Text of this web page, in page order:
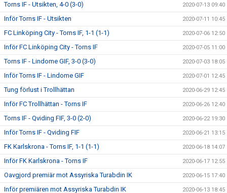
Torns IF - Utsikten, 4-0 (3-0) 2020-07-13 09:40
Inför Torns IF - Utsikten 2020-07-11 10:45
FC Linköping City - Torns IF, 1-1 (1-1) 2020-07-06 12:50
Inför FC Linköping City - Torns IF 2020-07-05 11:00
Torns IF - Lindome GIF, 3-0 (3-0) 2020-07-03 18:05
Inför Torns IF - Lindome GIF 2020-07-01 12:45
Tung förlust i Trollhättan 2020-06-29 12:45
Inför FC Trollhättan - Torns IF 2020-06-26 12:40
Torns IF - Qviding FIF, 3-0 (2-0) 2020-06-22 19:30
Inför Torns IF - Qviding FIF 2020-06-21 13:15
FK Karlskrona - Torns IF, 1-1 (1-1) 2020-06-18 14:07
Inför FK Karlskrona - Torns IF 2020-06-17 12:55
Oavgjord premiär mot Assyriska Turabdin IK 2020-06-15 17:40
Inför premiären mot Assyriska Turabdin IK 2020-06-13 18:45